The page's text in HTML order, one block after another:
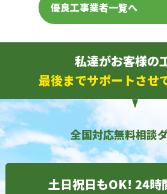
優良工事業者一覧へ
私達がお客様の
最後までサポートさせ
全国対応無料相談
土日祝日もOK! 24時